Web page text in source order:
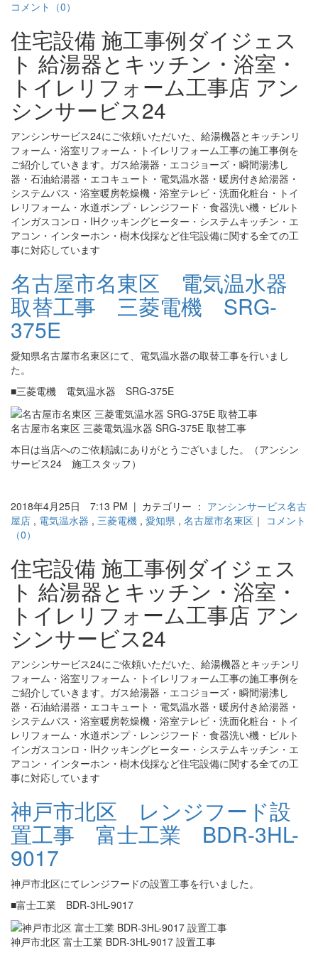
コメント（0）
住宅設備 施工事例ダイジェス
ト 給湯器とキッチン・浴室・
トイレリフォーム工事店 アン
シンサービス24
アンシンサービス24にご依頼いただいた、給湯機器とキッチンリ
フォーム・浴室リフォーム・トイレリフォーム工事の施工事例を
ご紹介していきます。ガス給湯器・エコジョーズ・瞬間湯沸し
器・石油給湯器・エコキュート・電気温水器・暖房付き給湯器・
システムバス・浴室暖房乾燥機・浴室テレビ・洗面化粧台・トイ
レリフォーム・水道ポンプ・レンジフード・食器洗い機・ビルト
インガスコンロ・IHクッキングヒーター・システムキッチン・エ
アコン・インターホン・樹木伐採など住宅設備に関する全ての工
事に対応しています
名古屋市名東区 電気温水器
取替工事 三菱電機 SRG-
375E
愛知県名古屋市名東区にて、電気温水器の取替工事を行いまし
た。
■三菱電機 電気温水器 SRG-375E
名古屋市名東区 三菱電気温水器 SRG-375E 取替工事
本日は当店へのご依頼誠にありがとうございました。（アンシン
サービス24 施工スタッフ）
2018年4月25日 7:13 PM | カテゴリー ： アンシンサービス名古
屋店 , 電気温水器 , 三菱電機 , 愛知県 , 名古屋市名東区 ｜ コメント
（0）
住宅設備 施工事例ダイジェス
ト 給湯器とキッチン・浴室・
トイレリフォーム工事店 アン
シンサービス24
アンシンサービス24にご依頼いただいた、給湯機器とキッチンリ
フォーム・浴室リフォーム・トイレリフォーム工事の施工事例を
ご紹介していきます。ガス給湯器・エコジョーズ・瞬間湯沸し
器・石油給湯器・エコキュート・電気温水器・暖房付き給湯器・
システムバス・浴室暖房乾燥機・浴室テレビ・洗面化粧台・トイ
レリフォーム・水道ポンプ・レンジフード・食器洗い機・ビルト
インガスコンロ・IHクッキングヒーター・システムキッチン・エ
アコン・インターホン・樹木伐採など住宅設備に関する全ての工
事に対応しています
神戸市北区 レンジフード設
置工事 富士工業 BDR-3HL-
9017
神戸市北区にてレンジフードの設置工事を行いました。
■富士工業 BDR-3HL-9017
神戸市北区 富士工業 BDR-3HL-9017 設置工事